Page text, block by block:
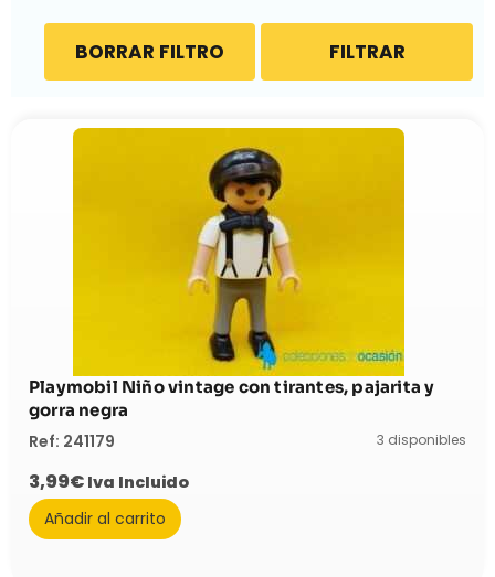
FILTRAR
BORRAR FILTRO
Playmobil Niño vintage con tirantes, pajarita y
gorra negra
Ref: 241179 3 disponibles
3,99€ Iva Incluido
Añadir al carrito